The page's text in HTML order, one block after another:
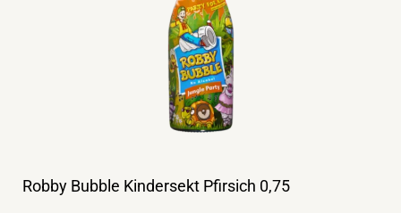
Robby Bubble Kindersekt Pfirsich 0,75